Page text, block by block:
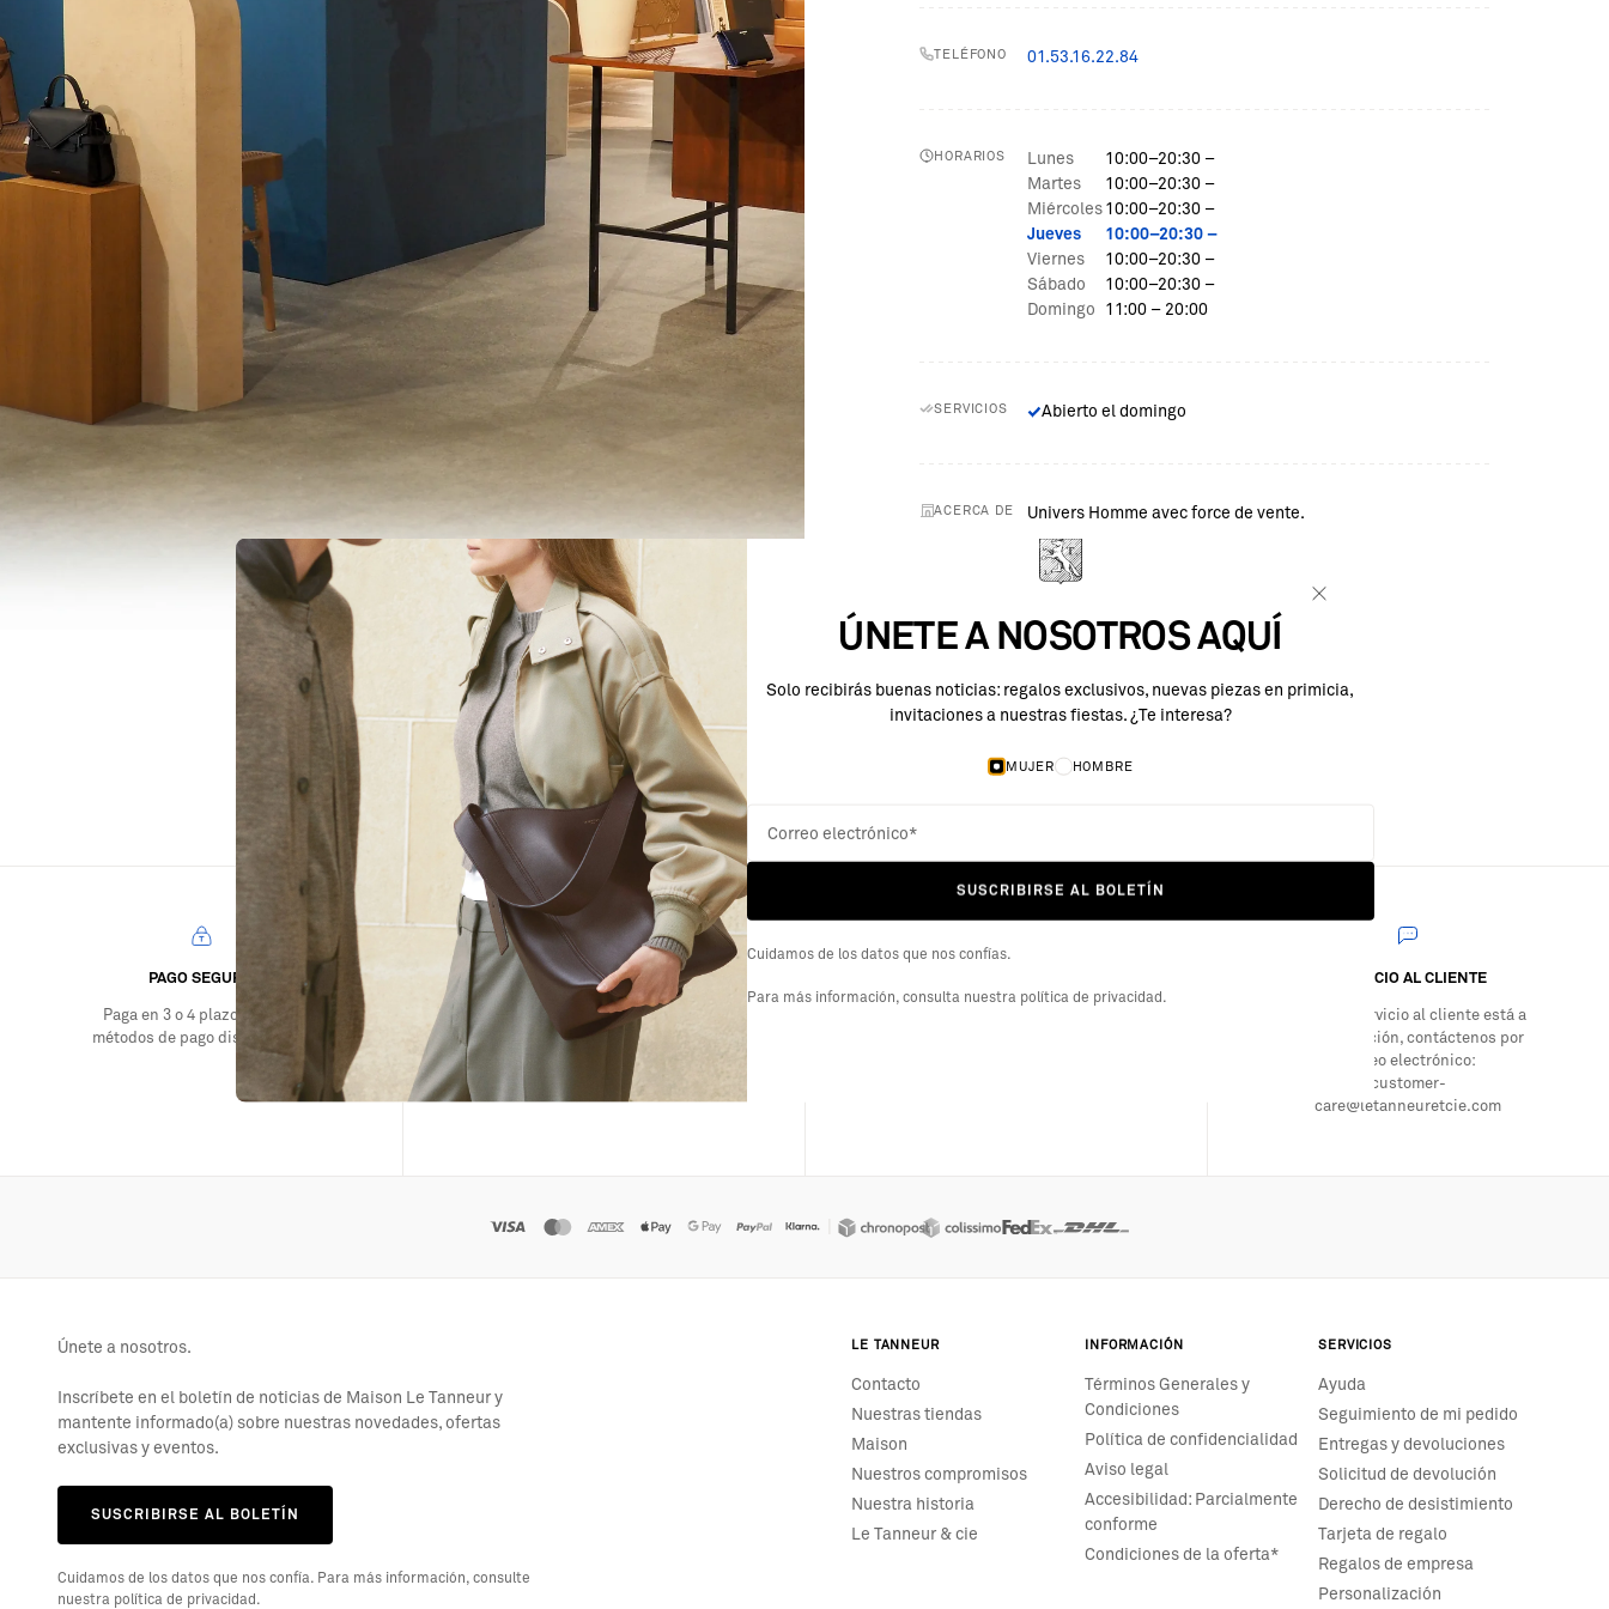
ÚNETE A NOSOTROS AQUÍ
Solo recibirás buenas noticias: regalos exclusivos, nuevas piezas en primicia,
invitaciones a nuestras fiestas. ¿Te interesa?
MUJER HOMBRE
SUSCRIBIRSE AL BOLETÍN
Cuidamos de los datos que nos confías.
Para más información, consulta nuestra política de privacidad.
TELÉFONO 01.53.16.22.84
HORARIOS Lunes
10:00–20:30 –
Martes
10:00–20:30 –
Miércoles 10:00–20:30 –
Jueves
10:00–20:30 –
Viernes
10:00–20:30 –
Sábado
10:00–20:30 –
Domingo
11:00 – 20:00
SERVICIOS Abierto el domingo
ACERCA DE Univers Homme avec force de vente.
PAGO SEGURO
Paga en 3 o 4 plazos. Varias
métodos de pago disponibles.
ENVÍO
Envío a nivel mundial disponible
con tarifas de envío competitivas.
SERVICIO AL CLIENTE
Nuestro servicio al cliente está a
su disposición, contáctenos por
correo electrónico:
customer-
care@letanneuretcie.com
Únete a nosotros.
Inscríbete en el boletín de noticias de Maison Le Tanneur y
mantente informado(a) sobre nuestras novedades, ofertas
exclusivas y eventos.
SUSCRIBIRSE AL BOLETÍN
Cuidamos de los datos que nos confía. Para más información, consulte
nuestra política de privacidad.
LE TANNEUR
Contacto
Nuestras tiendas
Maison
Nuestros compromisos
Nuestra historia
Le Tanneur & cie
INFORMACIÓN
Términos Generales y
Condiciones
Política de confidencialidad
Aviso legal
Accesibilidad: Parcialmente
conforme
Condiciones de la oferta*
SERVICIOS
Ayuda
Seguimiento de mi pedido
Entregas y devoluciones
Solicitud de devolución
Derecho de desistimiento
Tarjeta de regalo
Regalos de empresa
Personalización